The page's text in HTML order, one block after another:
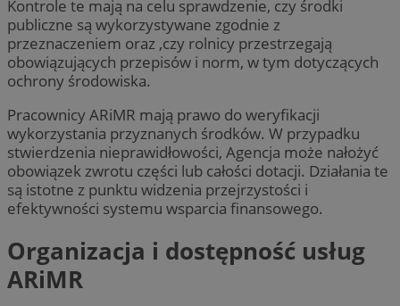
Kontrole te mają na celu sprawdzenie, czy środki
publiczne są wykorzystywane zgodnie z
przeznaczeniem oraz ,czy rolnicy przestrzegają
obowiązujących przepisów i norm, w tym dotyczących
ochrony środowiska.
Pracownicy ARiMR mają prawo do weryfikacji
wykorzystania przyznanych środków. W przypadku
stwierdzenia nieprawidłowości, Agencja może nałożyć
obowiązek zwrotu części lub całości dotacji. Działania te
są istotne z punktu widzenia przejrzystości i
efektywności systemu wsparcia finansowego.
Organizacja i dostępność usług
ARiMR